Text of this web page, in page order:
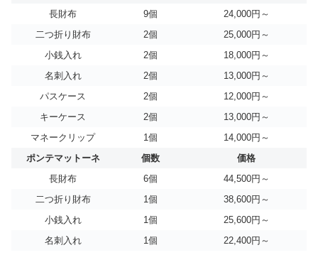
長財布
9個
24,000円～
二つ折り財布
2個
25,000円～
小銭入れ
2個
18,000円～
名刺入れ
2個
13,000円～
パスケース
2個
12,000円～
キーケース
2個
13,000円～
マネークリップ
1個
14,000円～
ポンテマットーネ
個数
価格
長財布
6個
44,500円～
二つ折り財布
1個
38,600円～
小銭入れ
1個
25,600円～
名刺入れ
1個
22,400円～